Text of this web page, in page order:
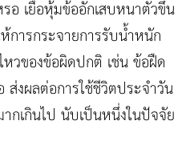
อ เยื่อหุ้มข้ออักเสบหนาตัวขึ้น
การกระจายการรับน้ำหนัก
วของข้อผิดปกติ เช่น ข้อฝืด
งผลต่อการใช้ชีวิตประจำวัน
กเกินไป นับเป็นหนึ่งในปัจจัย